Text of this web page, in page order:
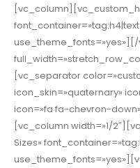
[vc_separator
icon_skin=»quaternary»
icon=»fa fa-chevron-
[vc_column width=»1/
Sizes»